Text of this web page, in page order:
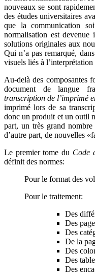
nouveaux se sont
des études universitaires
que la communication
normalisation est devenue
solutions originales aux
Qui n’a pas remarqué,
visuels liés à
Au-delà des composantes
document de langue
transcription de l’imprimé
imprimé lors de sa
donc un produit et un outil
part, un très grand
d’autre part, de nouvelles
Le premier tome du Code
définit des normes:
Pour le format des
Pour le traitement:
Des
Des
Des
De la
Des
Des
Des